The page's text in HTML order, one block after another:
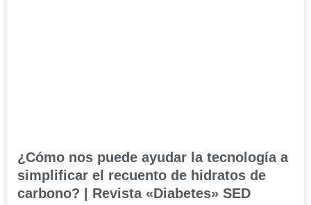
¿Cómo nos puede ayudar la tecnología a
simplificar el recuento de hidratos de
carbono? | Revista «Diabetes» SED